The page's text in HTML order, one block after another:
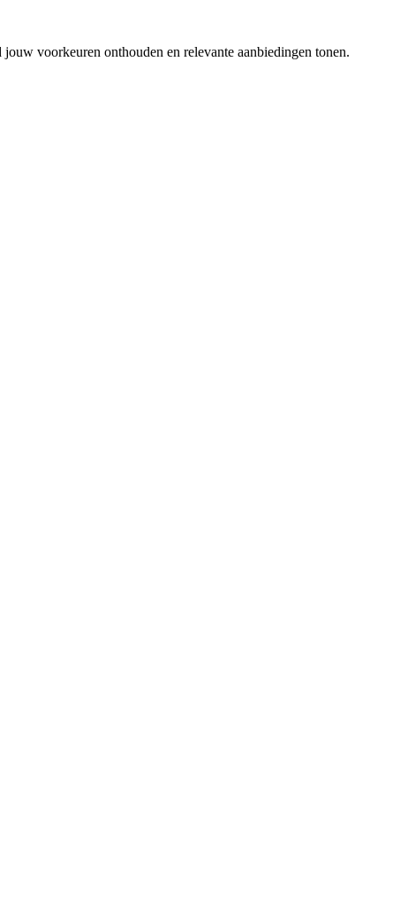
voorkeuren onthouden en relevante aanbiedingen tonen.